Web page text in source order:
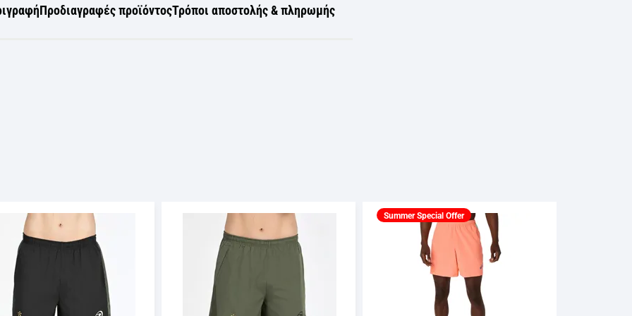
Προδιαγραφές προϊόντοςΤρόποι αποστολής & πληρωμής
Summer Special Offer